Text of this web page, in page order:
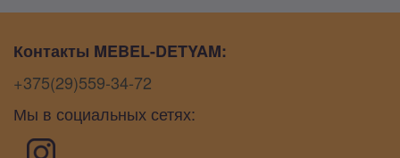
Контакты MEBEL-DETYAM:
+375(29)559-34-72
Мы в социальных сетях: